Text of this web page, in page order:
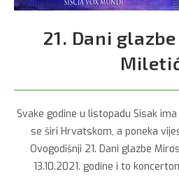
21. Dani
Svake godine u listopadu Sisak
se širi Hrvatskom, a poneka
Ovogodišnji 21. Dani glazbe
13.10.2021. godine i to